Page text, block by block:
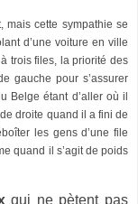
mais cette sympathie se
d’une voiture en ville
trois files, la priorité des
gauche pour s’assurer
Belge étant d’aller où il
droite quand il a fini de
les gens d’une file
quand il s’agit de poids
qui ne pètent pas